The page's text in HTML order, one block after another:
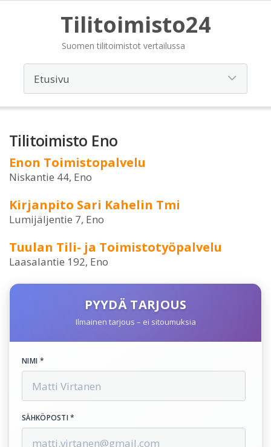
Tilitoimisto24
Suomen tilitoimistot vertailussa
Tilitoimisto Eno
Enon Toimistopalvelu
Niskantie 44, Eno
Kirjanpito Sari Kahelin Tmi
Lumijäljentie 7, Eno
Tuulan Tili- ja Toimistotyöpalvelu
Laasalantie 192, Eno
PYYDÄ TARJOUS
Ilmainen tarjous – ei sitoumuksia
NIMI *
SÄHKÖPOSTI *